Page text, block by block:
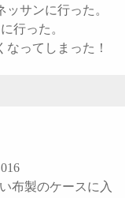
サンに行った。
行った。
ってしまった！
布製のケースに入